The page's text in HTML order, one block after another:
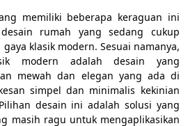
memiliki beberapa keraguan ini
rumah yang sedang cukup
klasik modern. Sesuai namanya,
modern adalah desain yang
mewah dan elegan yang ada di
simpel dan minimalis kekinian
desain ini adalah solusi yang
masih ragu untuk mengaplikasikan